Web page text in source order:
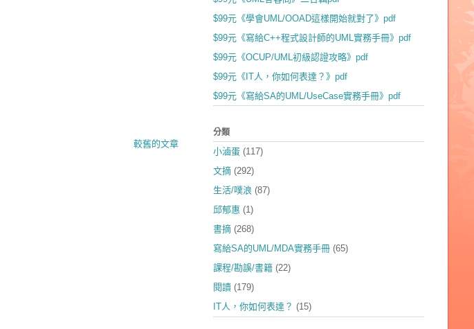
較舊的文章
$99元《學會UML/OOAD這樣開始就對了》pdf
$99元《寫給C++程式設計師的UML實務手冊》pdf
$99元《OCUP/UML初級認證攻略》pdf
$99元《IT人，你如何表達？》pdf
$99元《寫給SA的UML/UseCase實務手冊》pdf
分類
小滷蛋 (117)
文摘 (292)
生活/噗浪 (87)
邱郁惠 (1)
書摘 (268)
寫給SA的UML/MDA實務手冊 (65)
課程/勘誤/書籍 (22)
閱讀 (179)
IT人，你如何表達？ (15)